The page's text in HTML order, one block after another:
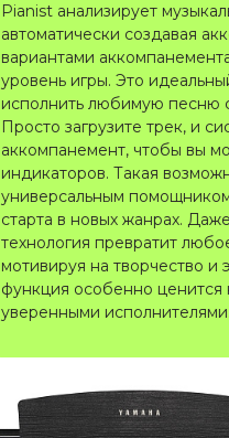
Pianist анализирует
автоматически создавая
вариантами
уровень игры. Это
исполнить любимую песню
Просто загрузите трек, и
аккомпанемент, чтобы вы
индикаторов. Такая
универсальным
старта в новых жанрах.
технология превратит
мотивируя на творчество
функция особенно
уверенными исполнителями.